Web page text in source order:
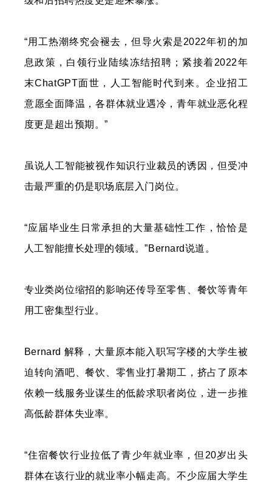
“用工热潮终究会褪去，但导火索是2022年初的加
息政策，白领行业陆续冻结招聘；紧接着2022年
末ChatGPT面世，人工智能时代到来。企业招工
意愿全面降温，各群体就业遇冷，青年就业恶化程
度更是超出预期。”
虽说人工智能被视作知识行业裁员的诱因，但受冲
击最严重的仍是职场底层入门岗位。
“应届毕业生日常承担的大量基础性工作，恰恰是
人工智能擅长处理的领域。”Bernard说道。
专业类岗位缩招的影响还传导至零售、餐饮等青年
用工密集型行业。
Bernard 解释，大量原本能入职写字楼的大学生被
迫转向酒吧、餐饮、零售业打暑期工，挤占了原本
依赖一线服务业谋生的低龄求职者岗位，进一步推
高低龄群体失业率。
“住宿餐饮行业拉低了青少年就业率，但20岁出头
群体在该行业的就业率小幅走高。不少应届大学生